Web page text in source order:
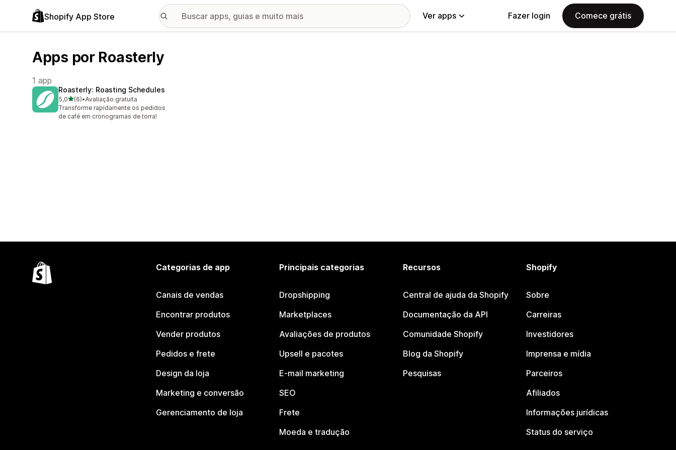
Shopify App Store Ver apps Fazer login Comece grátis
Apps por Roasterly
1 app
Roasterly: Roasting Schedules
5,0de 5 estrelas
(6)
6 avaliações ao todo
•Avaliação gratuita
Transforme rapidamente os pedidos
de café em cronogramas de torra!
Categorias de app
Canais de vendas
Encontrar produtos
Vender produtos
Pedidos e frete
Design da loja
Marketing e conversão
Gerenciamento de loja
Principais categorias
Dropshipping
Marketplaces
Avaliações de produtos
Upsell e pacotes
E-mail marketing
SEO
Frete
Moeda e tradução
Recursos
Central de ajuda da Shopify
Documentação da API
Comunidade Shopify
Blog da Shopify
Pesquisas
Shopify
Sobre
Carreiras
Investidores
Imprensa e mídia
Parceiros
Afiliados
Informações jurídicas
Status do serviço